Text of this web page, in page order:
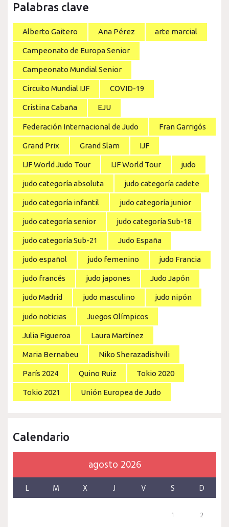
Palabras clave
Alberto Gaitero Ana Pérez arte marcial
Campeonato de Europa Senior
Campeonato Mundial Senior
Circuito Mundial IJF COVID-19
Cristina Cabaña EJU
Federación Internacional de Judo Fran Garrigós
Grand Prix Grand Slam IJF
IJF World Judo Tour IJF World Tour judo
judo categoría absoluta judo categoría cadete
judo categoría infantil judo categoría junior
judo categoría senior judo categoría Sub-18
judo categoría Sub-21 Judo España
judo español judo femenino judo Francia
judo francés judo japones Judo Japón
judo Madrid judo masculino judo nipón
judo noticias Juegos Olímpicos
Julia Figueroa Laura Martínez
Maria Bernabeu Niko Sherazadishvili
París 2024 Quino Ruiz Tokio 2020
Tokio 2021 Unión Europea de Judo
Calendario
agosto 2026
L M X J V S D
1 2